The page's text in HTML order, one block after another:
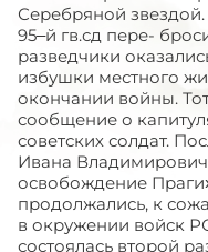
Серебряной звездой.
95–й гв.сд пере-
разведчики
избушки местного
окончании войны.
сообщение о
советских солдат.
Ивана
освобождение
продолжались, к
в окружении войск
состоялась второй